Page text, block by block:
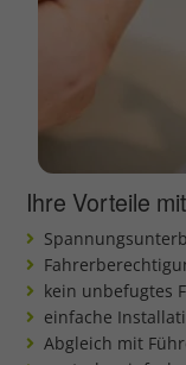
Ihre Vorteile
kein unbefugtes
einfache
Abgleich mit